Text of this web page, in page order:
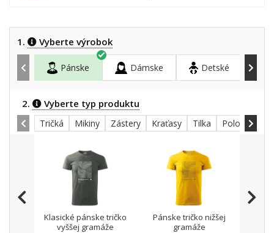
1. Vyberte výrobok
Pánske Dámske Detské
2. Vyberte typ produktu
Tričká Mikiny Zástery Kraťasy Tilka Polokošele
Klasické pánske tričko
vyššej gramáže
Pánske tričko nižšej
gramáže